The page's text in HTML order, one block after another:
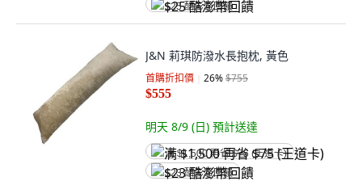
$25 酷澎幣回饋
J&N 莉琪防潑水長抱枕, 黃色
首購折扣價 26%$755
$555
明天 8/9 (日) 預計送達
满 $1,500 再省 $75 (王道卡)
$23 酷澎幣回饋